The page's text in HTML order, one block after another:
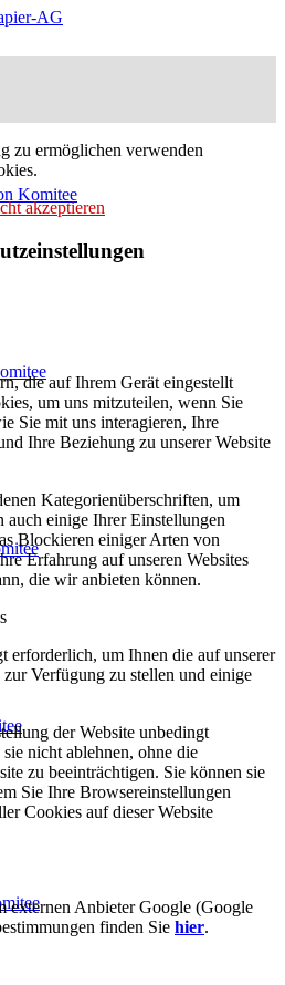
AG
Komitee
zu ermöglichen verwenden
akzeptieren
die auf Ihrem Gerät eingestellt
um uns mitzuteilen, wenn Sie
Sie mit uns interagieren, Ihre
Ihre Beziehung zu unserer Website
Kategorienüberschriften, um
auch einige Ihrer Einstellungen
Blockieren einiger Arten von
Erfahrung auf unseren Websites
die wir anbieten können.
erforderlich, um Ihnen die auf unserer
Verfügung zu stellen und einige
der Website unbedingt
nicht ablehnen, ohne die
zu beeinträchtigen. Sie können sie
Sie Ihre Browsereinstellungen
Cookies auf dieser Website
externen Anbieter Google (Google
finden Sie hier.